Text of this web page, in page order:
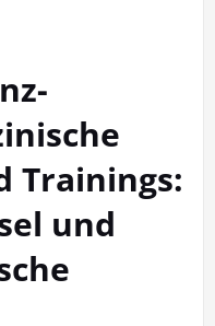
Trainings:
und